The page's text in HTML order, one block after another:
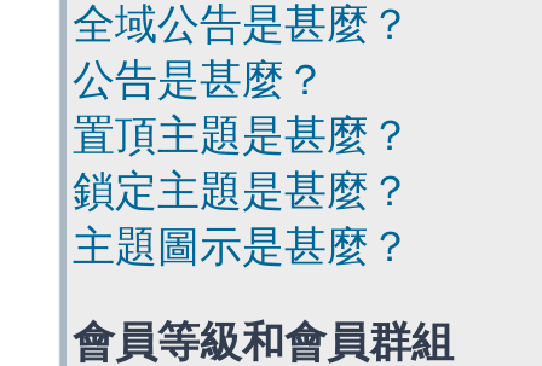
全域公告是甚麼？
公告是甚麼？
置頂主題是甚麼？
鎖定主題是甚麼？
主題圖示是甚麼？
會員等級和會員群組